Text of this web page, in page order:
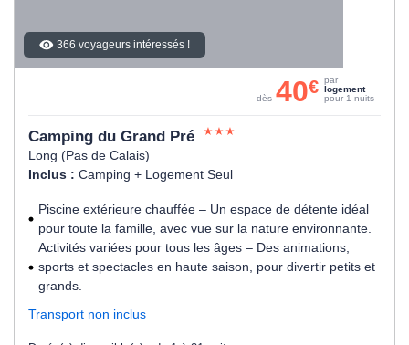
366 voyageurs intéressés !
Camping du Grand Pré
Long (Pas de Calais)
Inclus : Camping + Logement Seul
Piscine extérieure chauffée – Un espace de détente idéal
pour toute la famille, avec vue sur la nature environnante.
Activités variées pour tous les âges – Des animations,
sports et spectacles en haute saison, pour divertir petits et
grands.
Transport non inclus
dès 40€ par
logement
pour 1 nuits